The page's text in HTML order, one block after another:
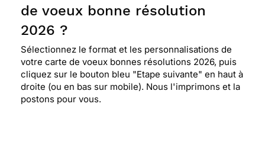
de voeux bonne résolution
2026 ?
Sélectionnez le format et les personnalisations de
votre carte de voeux bonnes résolutions 2026, puis
cliquez sur le bouton bleu "Etape suivante" en haut à
droite (ou en bas sur mobile). Nous l'imprimons et la
postons pour vous.